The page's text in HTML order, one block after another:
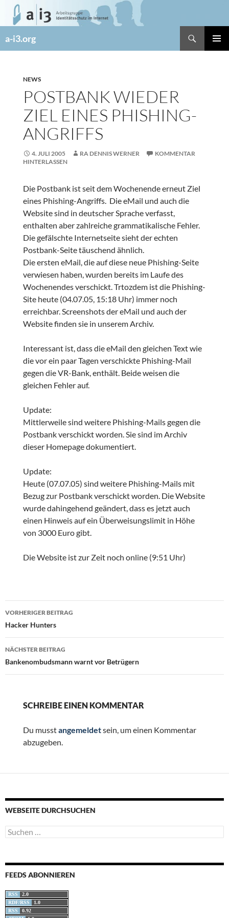
Zum
Inhalt
a-i3.org
NEWS
POSTBANK WIEDER
ZIEL EINES PHISHING-
ANGRIFFS
4. JULI 2005 RA DENNIS WERNER
KOMMENTAR
HINTERLASSEN
Die Postbank ist seit dem Wochenende erneut Ziel
eines Phishing-Angriffs. Die eMail und auch die
Website sind in deutscher Sprache verfasst,
enthalten aber zahlreiche grammatikalische Fehler.
Die gefälschte Internetseite sieht der echten
Postbank-Seite täuschend ähnlich.
Die ersten eMail, die auf diese neue Phishing-Seite
verwiesen haben, wurden bereits im Laufe des
Wochenendes verschickt. Trtozdem ist die Phishing-
Site heute (04.07.05, 15:18 Uhr) immer noch
erreichbar. Screenshots der eMail und auch der
Website finden sie in unserem Archiv.
Interessant ist, dass die eMail den gleichen Text wie
die vor ein paar Tagen verschickte Phishing-Mail
gegen die VR-Bank, enthält. Beide weisen die
gleichen Fehler auf.
Update:
Mittlerweile sind weitere Phishing-Mails gegen die
Postbank verschickt worden. Sie sind im Archiv
dieser Homepage dokumentiert.
Update:
Heute (07.07.05) sind weitere Phishing-Mails mit
Bezug zur Postbank verschickt worden. Die Website
wurde dahingehend geändert, dass es jetzt auch
einen Hinweis auf ein Überweisungslimit in Höhe
von 3000 Euro gibt.
Die Website ist zur Zeit noch online (9:51 Uhr)
Beitragsnavigation
VORHERIGER BEITRAG
Hacker Hunters
NÄCHSTER BEITRAG
Bankenombudsmann warnt vor Betrügern
SCHREIBE EINEN KOMMENTAR
Du musstangemeldetsein, um einen Kommentar
abzugeben.
WEBSEITE DURCHSUCHEN
Suchen
nach:
FEEDS ABONNIEREN
RSS
2.0
RDF/RSS
1.0
RSS
0.92